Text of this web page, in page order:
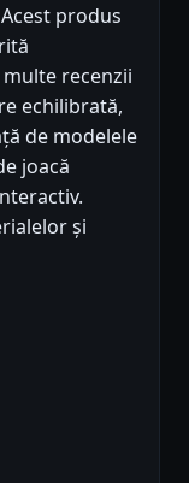
produs
recenzii
echilibrată,
de modelele
joacă
și